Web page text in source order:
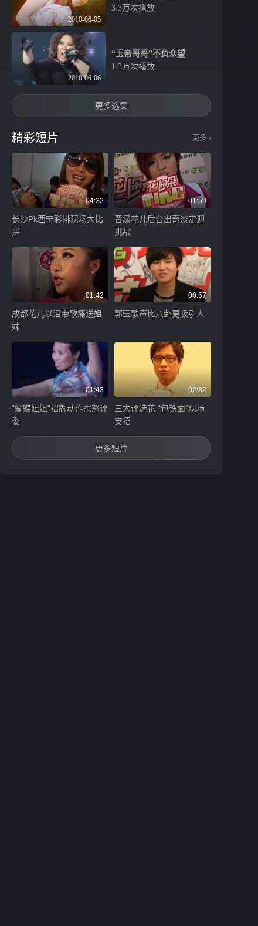
2010-06-05
3.3万次播放
2010-06-06
“玉帝哥哥”不负众望
1.3万次播放
更多选集
精彩短片 更多 ›
04:32
长沙Pk西宁彩排现场大比
拼
01:59
晋级花儿后台出奇淡定迎
挑战
01:42
成都花儿以泪带歌痛送姐
妹
00:57
郭莹歌声比八卦更吸引人
01:43
“蝴蝶姐姐”招牌动作惹怒评
委
02:32
三大评选花 “包铁面”现场
支招
更多短片